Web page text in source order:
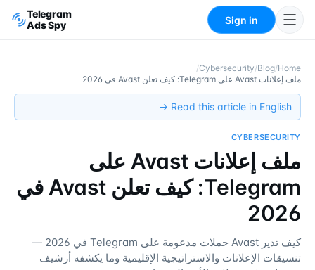
Telegram
Ads Spy
Sign in
Home
/
Blog
/
Cybersecurity
/
ملف إعلانات Avast على Telegram: كيف تعلن Avast في 2026
Read this article in English →
CYBERSECURITY
ملف إعلانات Avast على
Telegram: كيف تعلن Avast في
2026
كيف تدير Avast حملات مدعومة على Telegram في 2026 —
تنسيقات الإعلانات والاستراتيجية الإقليمية وما يكشفه أرشيف